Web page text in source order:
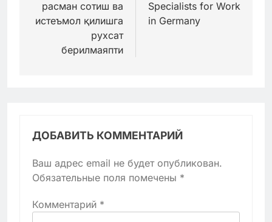
расман сотиш ва
истеъмол қилишга
рухсат
берилмаяпти
Specialists for Work
in Germany
ДОБАВИТЬ КОММЕНТАРИЙ
Ваш адрес email не будет опубликован.
Обязательные поля помечены *
Комментарий *